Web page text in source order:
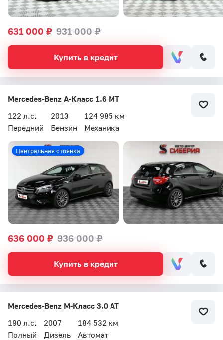
631 000 ₽ 931 000 ₽
Купить в кредит
Mercedes-Benz A-Класс 1.6 MT
122 л.с.
2013
124 985 км
Передний
Бензин Механика
636 000 ₽ 936 000 ₽
Центральная стоянка
Купить в кредит
Mercedes-Benz M-Класс 3.0 AT
190 л.с.
2007
184 532 км
Полный
Дизель Автомат